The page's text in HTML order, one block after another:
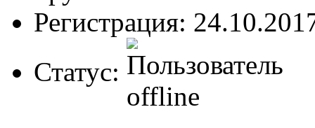
Регистрация:
Статус: